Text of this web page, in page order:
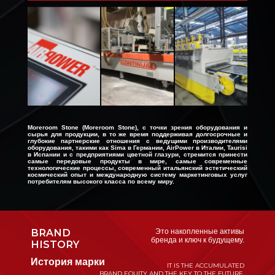
Moreroom Stone (Moreroom Stone), с точки зрения оборудования и
сырья для продукции, в то же время поддерживая долгосрочные и
глубокие партнерские отношения с ведущими производителями
оборудования, такими как Sima в Германии, AirPower в Италии, Taurisi
в Испании и с предприятиями цветной глазури, стремится принести
самые передовые продукты в мире, самые современные
технологические процессы, современный итальянский эстетический
космический опыт и международную систему маркетинговых услуг
потребителям высокого класса по всему миру.
BRAND
HISTO RY
История марки
Это накопленные активы
бренда и ключ к будущему.
IT IS THE ACCUMULATED